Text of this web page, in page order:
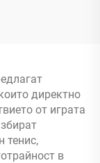
директно
от играта
тенис,
в